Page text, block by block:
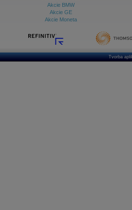
Akcie BMW
Akcie GE
Akcie Moneta
Tvorba